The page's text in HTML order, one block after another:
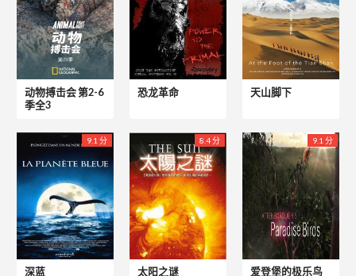
动物搏击会 第2-6
季全3
恐龙革命 天山脚下
9.1 分
深蓝
8.4 分
太阳之谜
9.1 分
爱登堡的极乐鸟